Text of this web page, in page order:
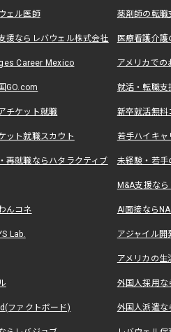
ェル医師 薬剤師の転
援ならレバウェル株式会社 医療看護介
Career Mexico アメリカで
GO.com 就活・転職
チケット就職 新卒就活無料
ット就職スカウト 若手ハイキ
再就職ならハタラクティブ 未経験・若手
M&A支援な
んコネ AI面接なら
Lab. アジャイル
アメリカの
外国人採用
ファクトボード) 外国人派遣な